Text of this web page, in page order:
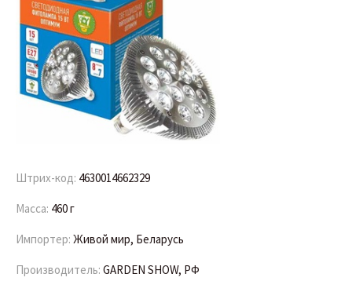
Штрих-код: 4630014662329
Масса: 460 г
Импортер: Живой мир, Беларусь
Производитель: GARDEN SHOW, РФ